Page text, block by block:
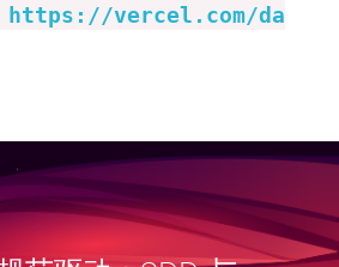
https://vercel.com/da